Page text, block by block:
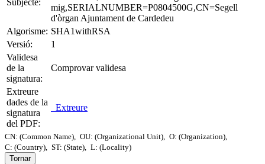
Subjecte:
mig,SERIALNUMBER=P0804500G,CN=Segell
d'òrgan Ajuntament de Cardedeu
Algorisme: SHA1withRSA
Versió:
1
Validesa
de la
signatura:
Comprovar validesa
Extreure
dades de la
signatura
del PDF:
Extreure
CN: (Common Name), OU: (Organizational Unit), O: (Organization),
C: (Country), ST: (State), L: (Locality)
Tornar